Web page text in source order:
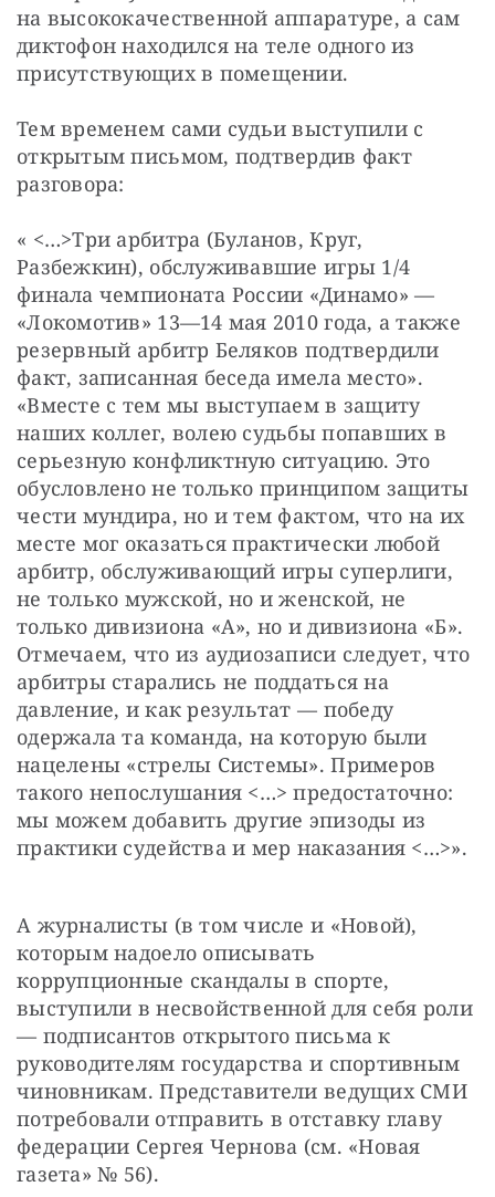
на высококачественной аппаратуре, а сам
диктофон находился на теле одного из
присутствующих в помещении.
Тем временем сами судьи выступили с
открытым письмом, подтвердив факт
разговора:
« <…>Три арбитра (Буланов, Круг,
Разбежкин), обслуживавшие игры 1/4
финала чемпионата России «Динамо» —
«Локомотив» 13—14 мая 2010 года, а также
резервный арбитр Беляков подтвердили
факт, записанная беседа имела место».
«Вместе с тем мы выступаем в защиту
наших коллег, волею судьбы попавших в
серьезную конфликтную ситуацию. Это
обусловлено не только принципом защиты
чести мундира, но и тем фактом, что на их
месте мог оказаться практически любой
арбитр, обслуживающий игры суперлиги,
не только мужской, но и женской, не
только дивизиона «А», но и дивизиона «Б».
Отмечаем, что из аудиозаписи следует, что
арбитры старались не поддаться на
давление, и как результат — победу
одержала та команда, на которую были
нацелены «стрелы Системы». Примеров
такого непослушания <…> предостаточно:
мы можем добавить другие эпизоды из
практики судейства и мер наказания <…>».
А журналисты (в том числе и «Новой),
которым надоело описывать
коррупционные скандалы в спорте,
выступили в несвойственной для себя роли
— подписантов открытого письма к
руководителям государства и спортивным
чиновникам. Представители ведущих СМИ
потребовали отправить в отставку главу
федерации Сергея Чернова (см. «Новая
газета» № 56).